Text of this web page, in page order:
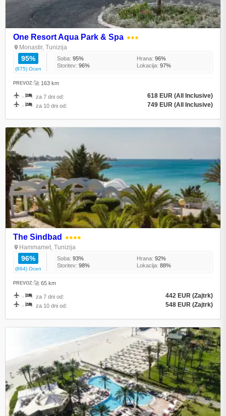
One Resort Aqua Park & Spa ●●●
Monastir, Tunizija
95%
(875) Ocen
Soba: 95% Hrana: 96%
Storitev: 96% Lokacija: 97%
PREVOZ:🚀 163 km
+ za 7 dni od: 618 EUR (All Inclusive)
+ za 10 dni od: 749 EUR (All Inclusive)
The Sindbad ●●●●
Hammamet, Tunizija
96%
(864) Ocen
Soba: 93% Hrana: 92%
Storitev: 98% Lokacija: 88%
PREVOZ:🚀 65 km
+ za 7 dni od: 442 EUR (Zajtrk)
+ za 10 dni od: 548 EUR (Zajtrk)